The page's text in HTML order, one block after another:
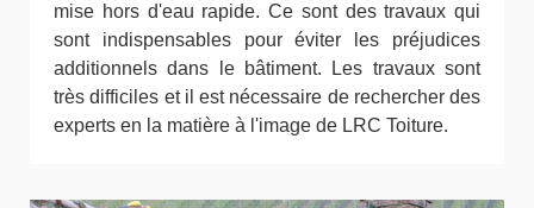
mise hors d'eau rapide. Ce sont des travaux qui
sont indispensables pour éviter les préjudices
additionnels dans le bâtiment. Les travaux sont
très difficiles et il est nécessaire de rechercher des
experts en la matière à l'image de LRC Toiture.